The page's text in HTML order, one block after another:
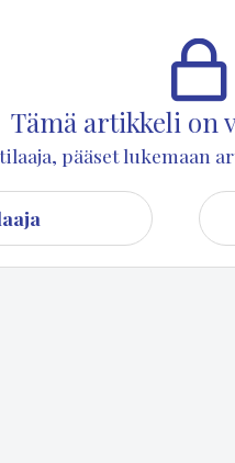
Tämä artikkeli on
pääset lukemaan